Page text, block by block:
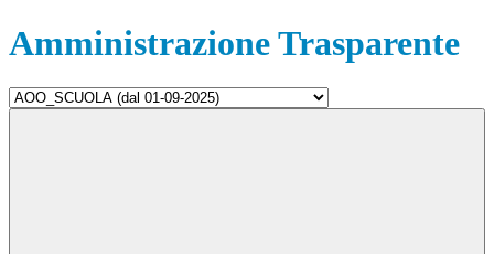
Amministrazione Trasparente